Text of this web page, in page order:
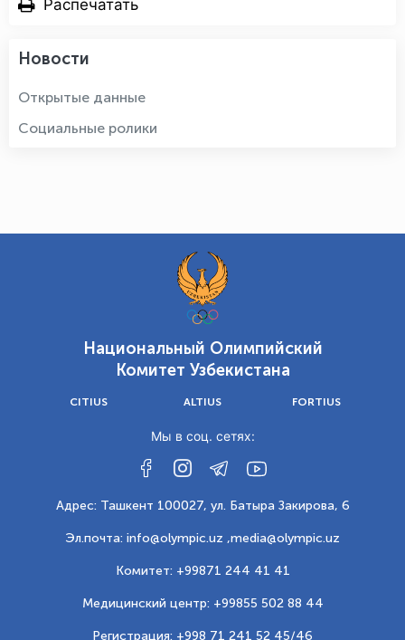
Распечатать
Новости
Открытые данные
Социальные ролики
Национальный Олимпийский
Комитет Узбекистана
CITIUS ALTIUS FORTIUS
Мы в соц. сетях:
Адрес: Ташкент 100027, ул. Батыра Закирова, 6
Эл.почта: info@olympic.uz ,media@olympic.uz
Комитет: +99871 244 41 41
Медицинский центр: +99855 502 88 44
Регистрация: +998 71 241 52 45/46